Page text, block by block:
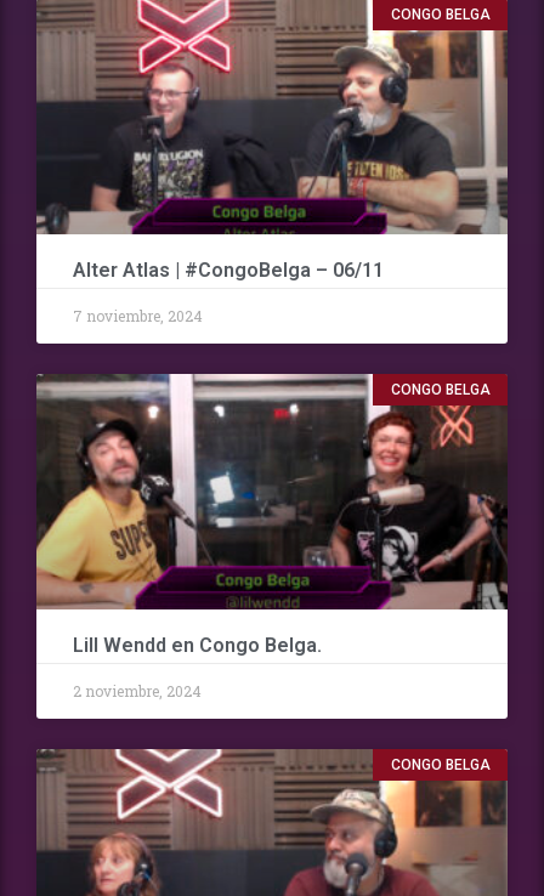
CONGO BELGA
Alter Atlas | #CongoBelga – 06/11
7 noviembre, 2024
CONGO BELGA
Lill Wendd en Congo Belga.
2 noviembre, 2024
CONGO BELGA